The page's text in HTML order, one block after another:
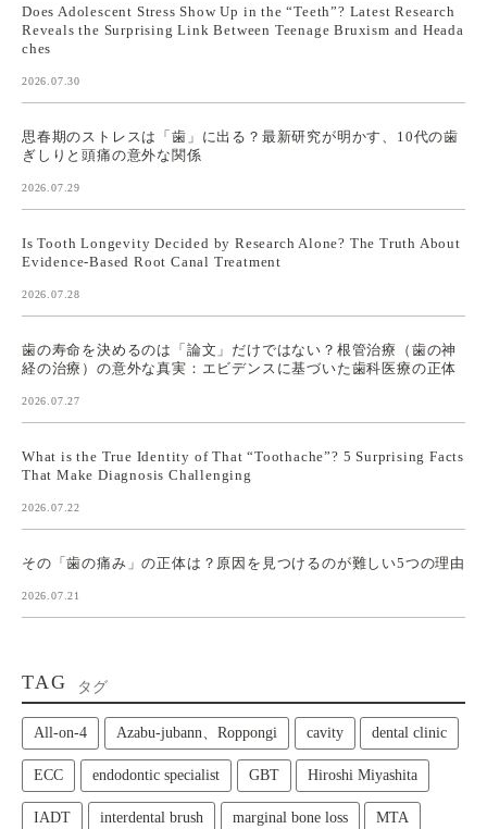
Does Adolescent Stress Show Up in the “Teeth”? Latest Research
Reveals the Surprising Link Between Teenage Bruxism and Heada
ches
2026.07.30
思春期のストレスは「歯」に出る？最新研究が明かす、10代の歯
ぎしりと頭痛の意外な関係
2026.07.29
Is Tooth Longevity Decided by Research Alone? The Truth About
Evidence-Based Root Canal Treatment
2026.07.28
歯の寿命を決めるのは「論文」だけではない？根管治療（歯の神
経の治療）の意外な真実：エビデンスに基づいた歯科医療の正体
2026.07.27
What is the True Identity of That “Toothache”? 5 Surprising Facts
That Make Diagnosis Challenging
2026.07.22
その「歯の痛み」の正体は？原因を見つけるのが難しい5つの理由
2026.07.21
TAG タグ
All‑on‑4 Azabu-jubann、Roppongi cavity dental clinic
ECC endodontic specialist GBT Hiroshi Miyashita
IADT interdental brush marginal bone loss MTA